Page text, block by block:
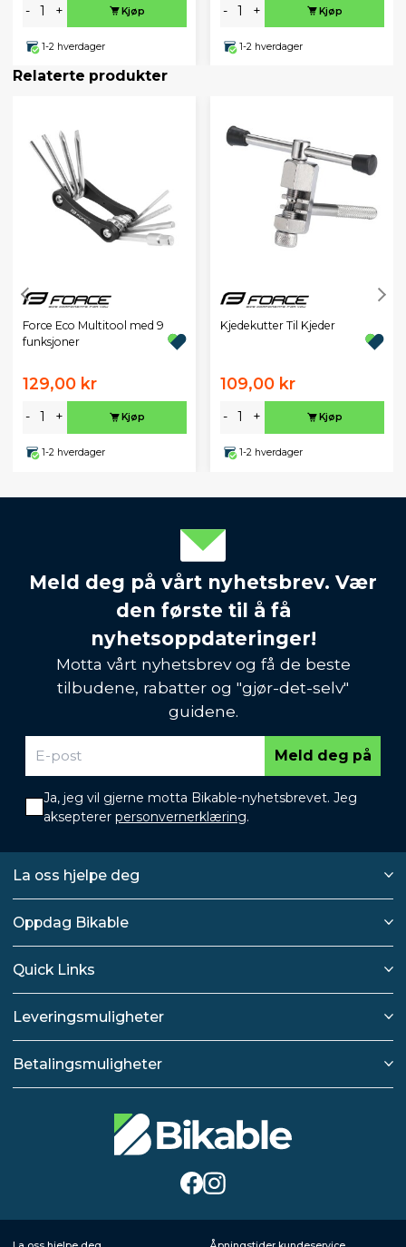
- + Kjøp
1-2 hverdager
- + Kjøp
1-2 hverdager
Relaterte produkter
Force Eco Multitool med 9
funksjoner
129,00 kr
- + Kjøp
1-2 hverdager
Kjedekutter Til Kjeder
109,00 kr
- + Kjøp
1-2 hverdager
Meld deg på vårt nyhetsbrev. Vær
den første til å få
nyhetsoppdateringer!
Motta vårt nyhetsbrev og få de beste
tilbudene, rabatter og "gjør-det-selv"
guidene.
Meld deg på
Ja, jeg vil gjerne motta Bikable-nyhetsbrevet. Jeg
aksepterer personvernerklæring.
La oss hjelpe deg
Oppdag Bikable
Quick Links
Leveringsmuligheter
Betalingsmuligheter